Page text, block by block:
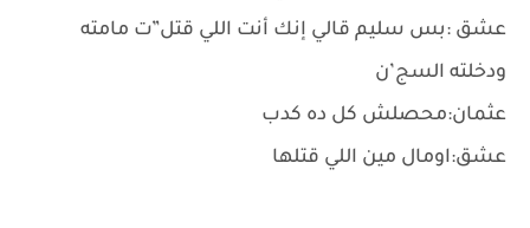
عشق :بس سليم قالي إنك أنت اللي قتل”ت مامته
ودخلته السج’ن
عثمان:محصلش كل ده كدب
عشق:اومال مين اللي قتلها